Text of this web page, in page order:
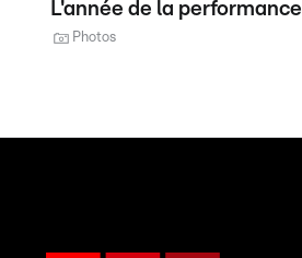
L'année de la performance
Photos